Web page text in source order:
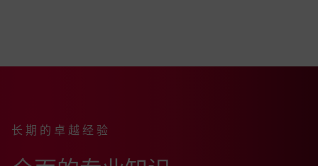
长期的卓越经验